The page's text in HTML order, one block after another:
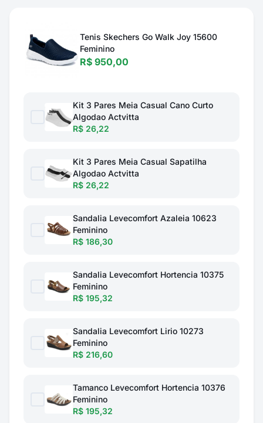
Tenis Skechers Go Walk Joy 15600
Feminino
R$ 950,00
Kit 3 Pares Meia Casual Cano Curto
Algodao Actvitta
R$ 26,22
Kit 3 Pares Meia Casual Sapatilha
Algodao Actvitta
R$ 26,22
Sandalia Levecomfort Azaleia 10623
Feminino
R$ 186,30
Sandalia Levecomfort Hortencia 10375
Feminino
R$ 195,32
Sandalia Levecomfort Lirio 10273
Feminino
R$ 216,60
Tamanco Levecomfort Hortencia 10376
Feminino
R$ 195,32